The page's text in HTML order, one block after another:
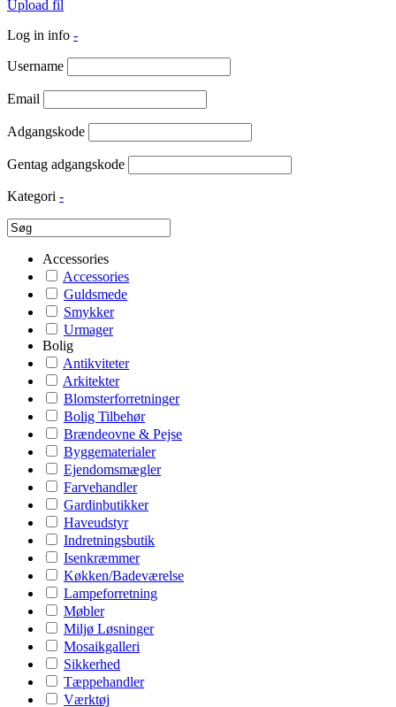
Upload fil
Log in info -
Username
Email
Adgangskode
Gentag adgangskode
Kategori -
Accessories
Accessories
Guldsmede
Smykker
Urmager
Bolig
Antikviteter
Arkitekter
Blomsterforretninger
Bolig Tilbehør
Brændeovne & Pejse
Byggematerialer
Ejendomsmægler
Farvehandler
Gardinbutikker
Haveudstyr
Indretningsbutik
Isenkræmmer
Køkken/Badeværelse
Lampeforretning
Møbler
Miljø Løsninger
Mosaikgalleri
Sikkerhed
Tæppehandler
Værktøj